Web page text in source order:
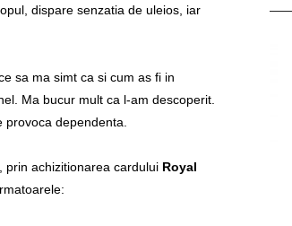
dispare senzatia de uleios, iar
sa ma simt ca si cum as fi in
Ma bucur mult ca l-am descoperit.
dependenta.
prin achizitionarea cardului Royal